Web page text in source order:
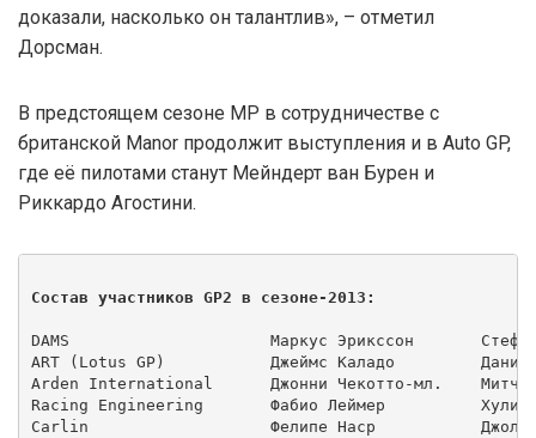
доказали, насколько он талантлив», – отметил
Дорсман.
В предстоящем сезоне MP в сотрудничестве с
британской Manor продолжит выступления и в Auto GP,
где её пилотами станут Мейндерт ван Бурен и
Риккардо Агостини.
Состав участников GP2 в сезоне-2013:
DAMS                     Маркус Эрикссон       Стефан
ART (Lotus GP)           Джеймс Каладо
Arden International      Джонни Чекотто-мл.    Митч
Racing Engineering       Фабио Леймер
Carlin                   Фелипе Наср